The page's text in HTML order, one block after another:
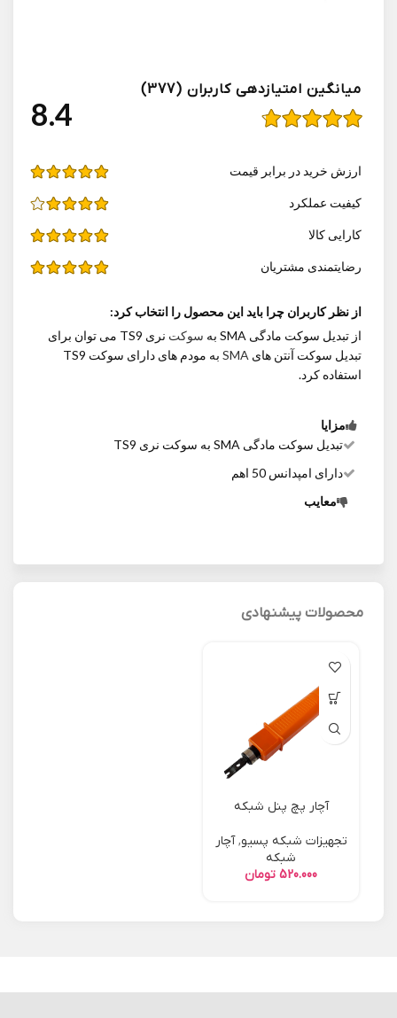
میانگین امتیازدهی کاربران (377)
4.8
ارزش خرید در برابر قیمت
کیفیت عملکرد
کارایی کالا
رضایتمندی مشتریان
از نظر کاربران چرا باید این محصول را انتخاب کرد:
از تبدیل سوکت مادگی SMA به
سوکت
نری TS9 می توان برای
تبدیل سوکت آنتن های SMA
به مودم های دارای سوکت TS9
استفاده کرد.
مزایا
تبدیل سوکت مادگی SMA به سوکت نری TS9
دارای امپدانس 50 اهم
معایب
محصولات پیشنهادی
آچار پچ پنل شبکه
تجهیزات شبکه پسیو,آچار
شبکه
تومان